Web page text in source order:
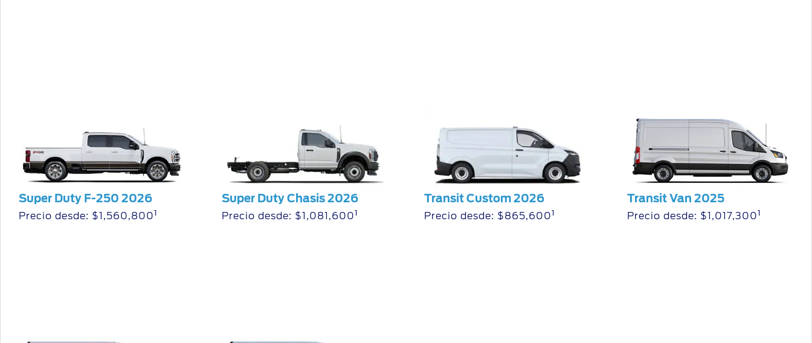
Garantía en Partes
Soporte Técnico
Super Duty F-250 2026
Precio desde: $1,560,8001
Super Duty Chasis 2026
Precio desde: $1,081,6001
Transit Custom 2026
Precio desde: $865,6001
Transit Van 2025
Precio desde: $1,017,3001